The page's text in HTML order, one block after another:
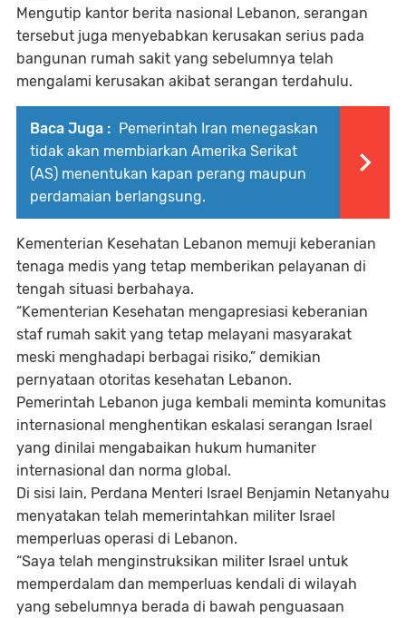
Mengutip kantor berita nasional Lebanon, serangan
tersebut juga menyebabkan kerusakan serius pada
bangunan rumah sakit yang sebelumnya telah
mengalami kerusakan akibat serangan terdahulu.
Baca Juga : Pemerintah Iran menegaskan
tidak akan membiarkan Amerika Serikat
(AS) menentukan kapan perang maupun
perdamaian berlangsung.
Kementerian Kesehatan Lebanon memuji keberanian
tenaga medis yang tetap memberikan pelayanan di
tengah situasi berbahaya.
“Kementerian Kesehatan mengapresiasi keberanian
staf rumah sakit yang tetap melayani masyarakat
meski menghadapi berbagai risiko,” demikian
pernyataan otoritas kesehatan Lebanon.
Pemerintah Lebanon juga kembali meminta komunitas
internasional menghentikan eskalasi serangan Israel
yang dinilai mengabaikan hukum humaniter
internasional dan norma global.
Di sisi lain, Perdana Menteri Israel Benjamin Netanyahu
menyatakan telah memerintahkan militer Israel
memperluas operasi di Lebanon.
“Saya telah menginstruksikan militer Israel untuk
memperdalam dan memperluas kendali di wilayah
yang sebelumnya berada di bawah penguasaan